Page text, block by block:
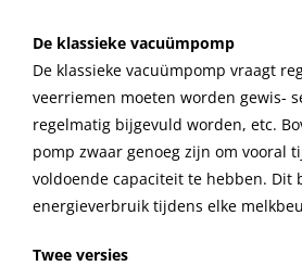
De klassieke vacuümpomp
De klassieke vacuümpomp vraagt
veerriemen moeten worden gewis-
regelmatig bijgevuld worden, etc.
pomp zwaar genoeg zijn om vooral
voldoende capaciteit te hebben. Dit
energieverbruik tijdens elke
Twee versies